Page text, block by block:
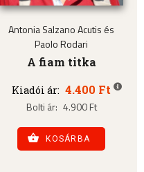
Antonia Salzano Acutis és
Paolo Rodari
A fiam titka
Kiadói ár: 4.400 Ft
Bolti ár: 4.900 Ft
KOSÁRBA